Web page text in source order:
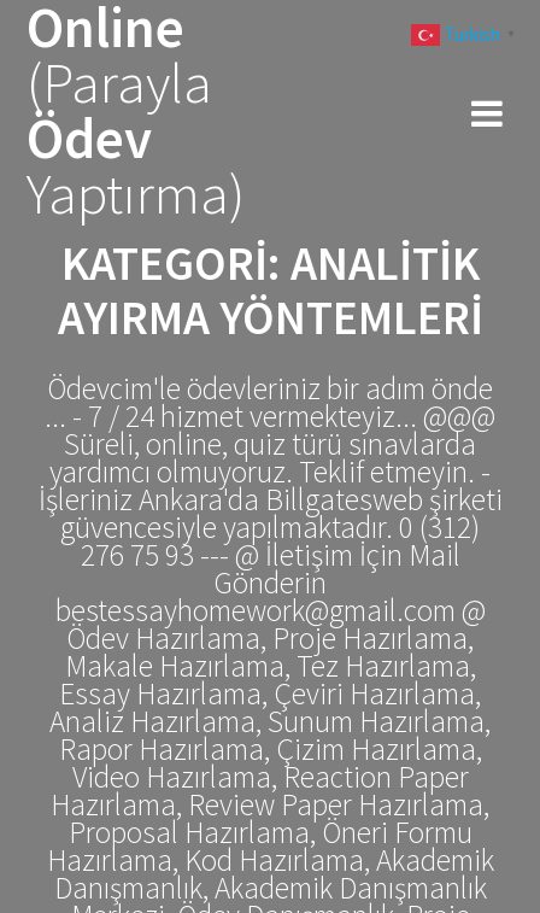
Online
(Parayla
Ödev
Yaptırma)
KATEGORI: ANALITIK
AYIRMA YÖNTEMLERI
Ödevcim'le ödevleriniz bir adım önde
... - 7 / 24 hizmet vermekteyiz... @@@
Süreli, online, quiz türü sınavlarda
yardımcı olmuyoruz. Teklif etmeyin. -
İşleriniz Ankara'da Billgatesweb şirketi
güvencesiyle yapılmaktadır. 0 (312)
276 75 93 --- @ İletişim İçin Mail
Gönderin
bestessayhomework@gmail.com @
Ödev Hazırlama, Proje Hazırlama,
Makale Hazırlama, Tez Hazırlama,
Essay Hazırlama, Çeviri Hazırlama,
Analiz Hazırlama, Sunum Hazırlama,
Rapor Hazırlama, Çizim Hazırlama,
Video Hazırlama, Reaction Paper
Hazırlama, Review Paper Hazırlama,
Proposal Hazırlama, Öneri Formu
Hazırlama, Kod Hazırlama, Akademik
Danışmanlık, Akademik Danışmanlık
Turkish ▼